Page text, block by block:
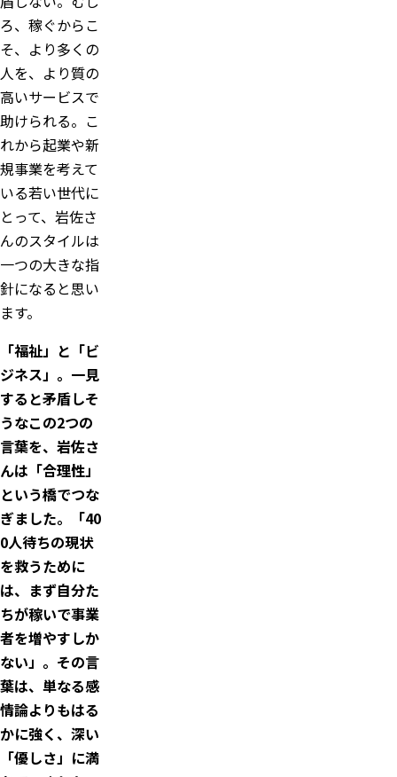
ろ、稼ぐからこ
そ、より多くの
人を、より質の
高いサービスで
助けられる。こ
れから起業や新
規事業を考えて
いる若い世代に
とって、岩佐さ
んのスタイルは
一つの大きな指
針になると思い
ます。
「福祉」と「ビ
ジネス」。一見
すると矛盾しそ
うなこの2つの
言葉を、岩佐さ
んは「合理性」
という橋でつな
ぎました。「40
0人待ちの現状
を救うために
は、まず自分た
ちが稼いで事業
者を増やすしか
ない」。その言
葉は、単なる感
情論よりもはる
かに強く、深い
「優しさ」に満